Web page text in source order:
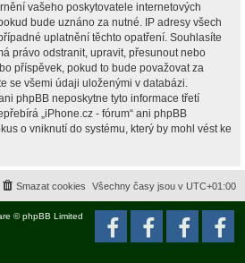
vašeho poskytovatele internetových
bude uznáno za nutné. IP adresy všech
uplatnění těchto opatření. Souhlasíte
právo odstranit, upravit, přesunout nebo
příspěvek, pokud to bude považovat za
se všemi údaji uloženými v databázi.
phpBB neposkytne tyto informace třetí
„iPhone.cz - fórum“ ani phpBB
o vniknutí do systému, který by mohl vést ke
Všechny časy jsou v UTC+01:00
Smazat cookies
© phpBB Limited